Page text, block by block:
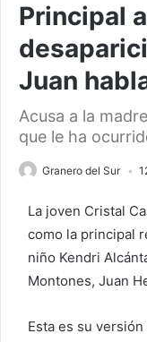
Principal
Juan
Acusa a la
que le ha
Granero del Sur
La joven Cristal
como la principal
niño Kendri
Montones, Juan
Esta es su versión